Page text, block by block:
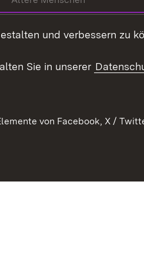
Behinderungen
Bürgerengagement
und verbessern zu
Sie in unserer
von Facebook, X /